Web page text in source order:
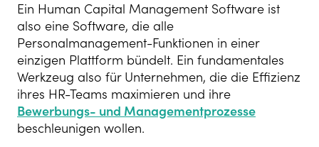
Ein Human Capital Management Software ist
also eine Software, die alle
Personalmanagement-Funktionen in einer
einzigen Plattform bündelt. Ein fundamentales
Werkzeug also für Unternehmen, die die Effizienz
ihres HR-Teams maximieren und ihre
Bewerbungs- und Managementprozesse
beschleunigen wollen.